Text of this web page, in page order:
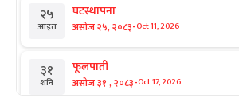
२५
आइत
घटस्थापना
असोज २५, २०८३-Oct 11, 2026
३१
शनि
फूलपाती
असोज ३१ , २०८३-Oct 17, 2026